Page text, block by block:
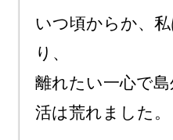
いつ頃からか、
り、
離れたい一心で
活は荒れました。